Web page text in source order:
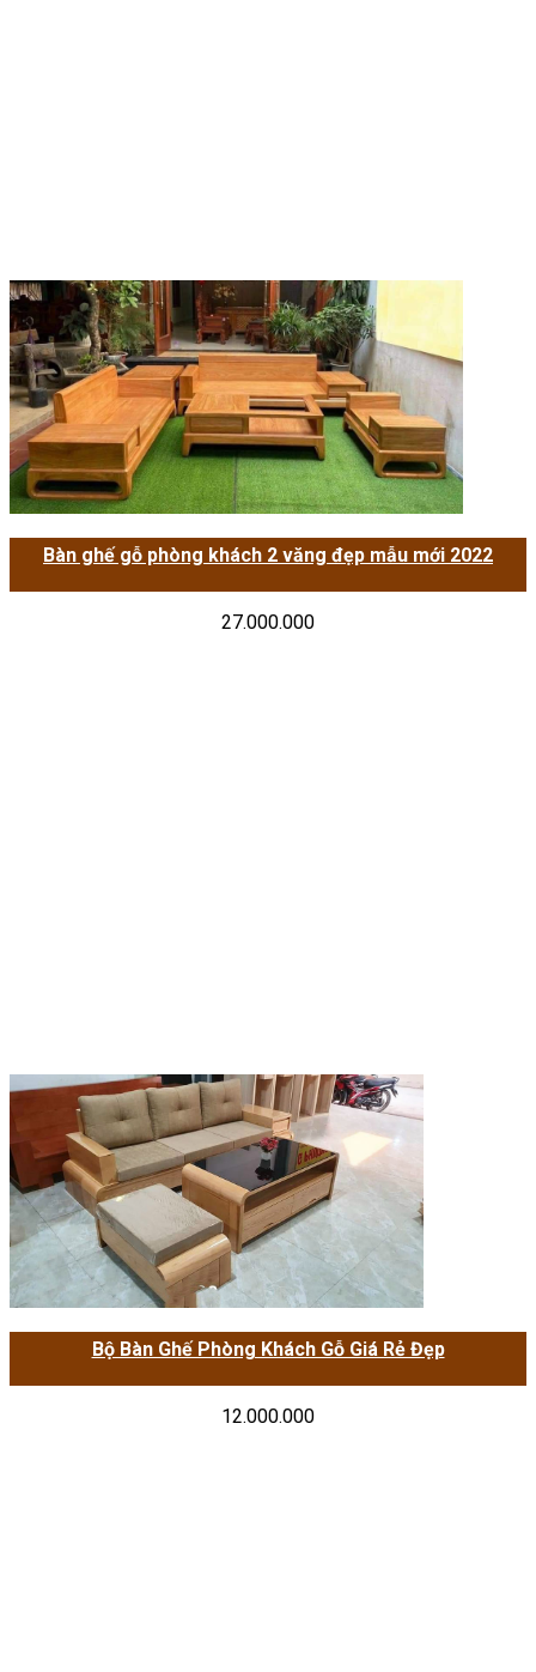
Bàn ghế gỗ phòng khách 2 văng đẹp mẫu mới 2022
27.000.000
Bộ Bàn Ghế Phòng Khách Gỗ Giá Rẻ Đẹp
12.000.000